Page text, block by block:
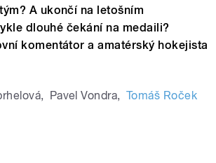
A ukončí na letošním
dlouhé čekání na medaili?
komentátor a amatérský hokejista
, Pavel Vondra, Tomáš Roček